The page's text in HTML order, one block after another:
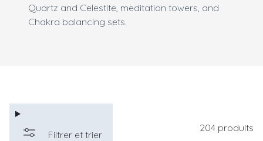
Quartz and Celestite, meditation towers, and
Chakra balancing sets.
Filtrer et trier
204 produits